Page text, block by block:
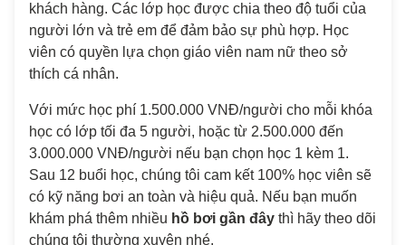
khách hàng. Các lớp học được chia theo độ tuổi của
người lớn và trẻ em để đảm bảo sự phù hợp. Học
viên có quyền lựa chọn giáo viên nam nữ theo sở
thích cá nhân.
Với mức học phí 1.500.000 VNĐ/người cho mỗi khóa
học có lớp tối đa 5 người, hoặc từ 2.500.000 đến
3.000.000 VNĐ/người nếu bạn chọn học 1 kèm 1.
Sau 12 buổi học, chúng tôi cam kết 100% học viên sẽ
có kỹ năng bơi an toàn và hiệu quả. Nếu bạn muốn
khám phá thêm nhiều hồ bơi gần đây thì hãy theo dõi
chúng tôi thường xuyên nhé.